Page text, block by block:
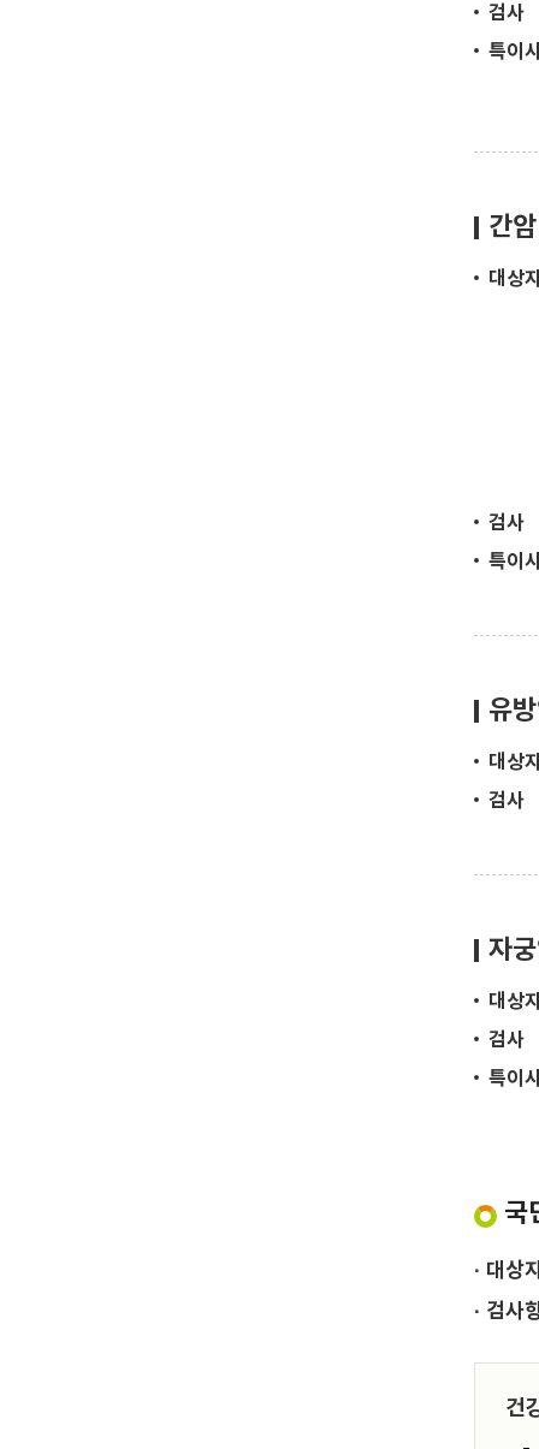
검사
특이
간
대상
검사
특이
유
대상
검사
자
대상
검사
특이
국
· 대상
· 검사
건